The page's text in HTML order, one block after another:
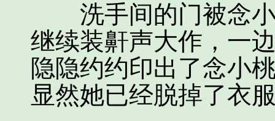
洗手间的门被念小
继续装鼾声大作，一
隐隐约约印出了念小
显然她已经脱掉了衣